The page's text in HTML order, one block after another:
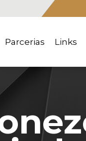
Parcerias Links